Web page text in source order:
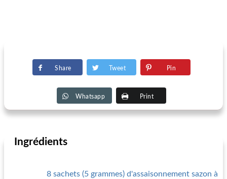
Share Tweet Pin
Whatsapp Print
Ingrédients
8 sachets (5 grammes) d'assaisonnement sazon à